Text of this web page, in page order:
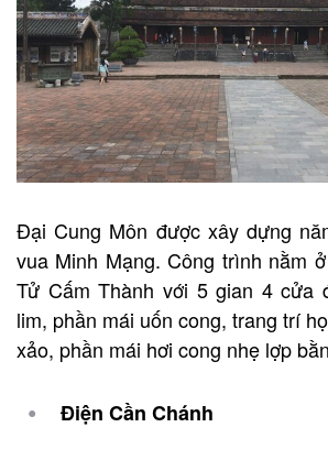
Đại Cung Môn được xây dựng
vua Minh Mạng. Công trình nằm
Tử Cấm Thành với 5 gian 4 cửa
lim, phần mái uốn cong, trang trí
xảo, phần mái hơi cong nhẹ lợp
Điện Cần Chánh